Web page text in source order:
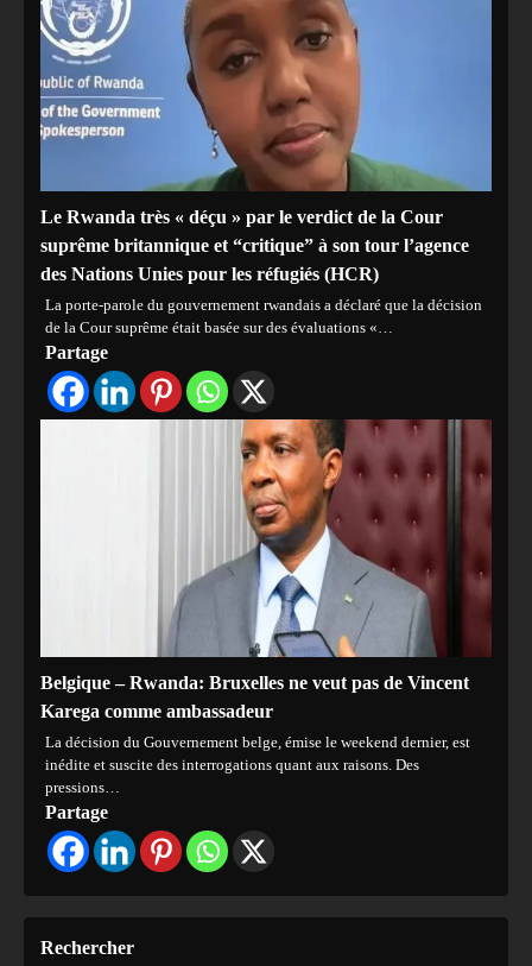
Le Rwanda très « déçu » par le verdict de la Cour
suprême britannique et “critique” à son tour l’agence
des Nations Unies pour les réfugiés (HCR)
La porte-parole du gouvernement rwandais a déclaré que la décision
de la Cour suprême était basée sur des évaluations «…
Partage
Belgique – Rwanda: Bruxelles ne veut pas de Vincent
Karega comme ambassadeur
La décision du Gouvernement belge, émise le weekend dernier, est
inédite et suscite des interrogations quant aux raisons. Des
pressions…
Partage
Rechercher